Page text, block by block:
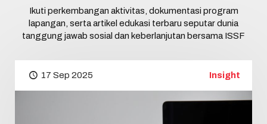
Ikuti perkembangan aktivitas, dokumentasi program
lapangan, serta artikel edukasi terbaru seputar dunia
tanggung jawab sosial dan keberlanjutan bersama ISSF
17 Sep 2025 Insight